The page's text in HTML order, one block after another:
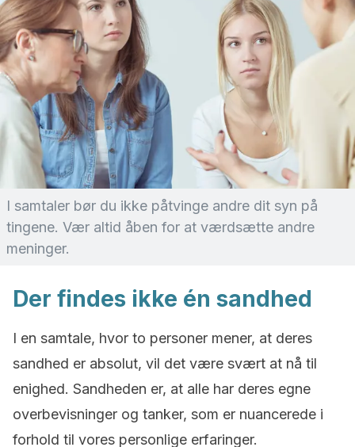
I samtaler bør du ikke påtvinge andre dit syn på
tingene. Vær altid åben for at værdsætte andre
meninger.
Der findes ikke én sandhed
I en samtale, hvor to personer mener, at deres
sandhed er absolut, vil det være svært at nå til
enighed. Sandheden er, at alle har deres egne
overbevisninger og tanker, som er nuancerede i
forhold til vores personlige erfaringer.